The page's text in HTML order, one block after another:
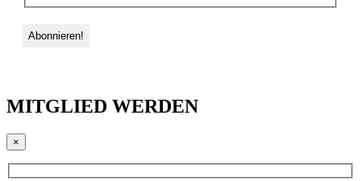
MITGLIED WERDEN
×